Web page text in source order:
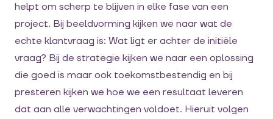
helpt om scherp te blijven in elke fase van een
project. Bij beeldvorming kijken we naar wat de
echte klantvraag is: Wat ligt er achter de initiële
vraag? Bij de strategie kijken we naar een oplossing
die goed is maar ook toekomstbestendig en bij
presteren kijken we hoe we een resultaat leveren
dat aan alle verwachtingen voldoet. Hieruit volgen